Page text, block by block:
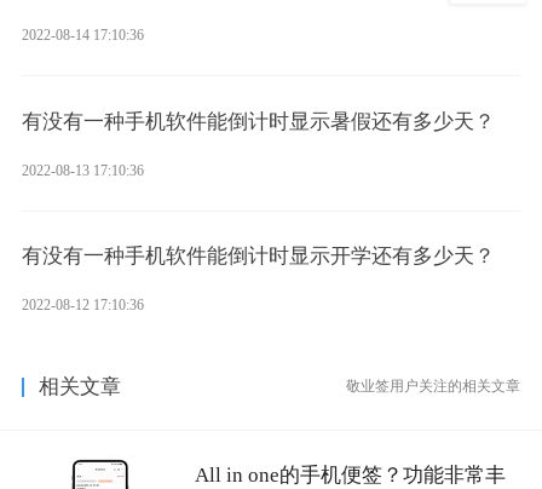
2022-08-14 17:10:36
有没有一种手机软件能倒计时显示暑假还有多少天？
2022-08-13 17:10:36
有没有一种手机软件能倒计时显示开学还有多少天？
2022-08-12 17:10:36
相关文章 敬业签用户关注的相关文章
All in one的手机便签？功能非常丰